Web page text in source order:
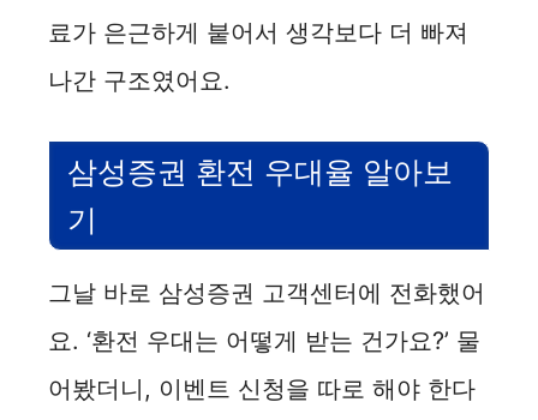
료가 은근하게 붙어서 생각보다 더 빠져
나간 구조였어요.
삼성증권 환전 우대율 알아보
기
그날 바로 삼성증권 고객센터에 전화했어
요. ‘환전 우대는 어떻게 받는 건가요?’ 물
어봤더니, 이벤트 신청을 따로 해야 한다